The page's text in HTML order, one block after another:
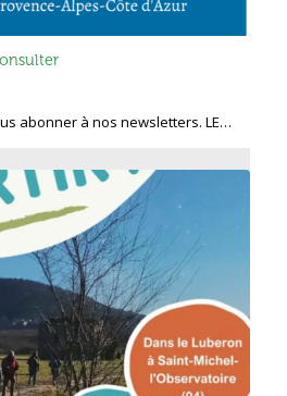
abonner à nos newsletters. LE…